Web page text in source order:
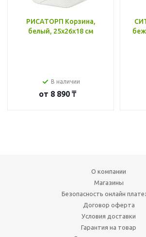
РИСАТОРП Корзина,
белый, 25x26x18 см
В наличии
от 8 890 ₸
О компании
Магазины
Безопасность онлайн
Договор оферта
Условия доставки
Гарантия на товар